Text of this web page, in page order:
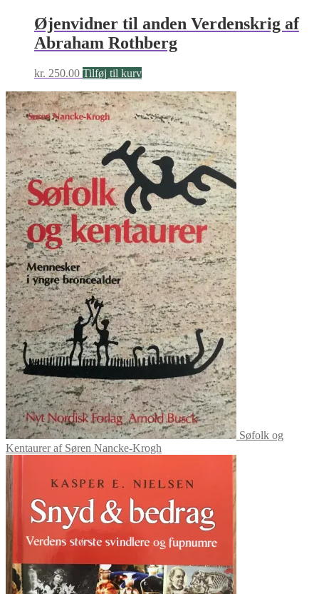
Øjenvidner til anden Verdenskrig af
Abraham Rothberg
kr. 250.00 Tilføj til kurv
Søfolk og
Kentaurer af Søren Nancke-Krogh